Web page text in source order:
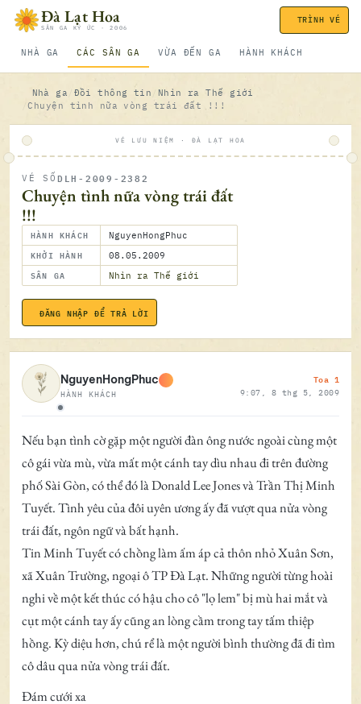
Bỏ qua nội dungĐà Lạt Hoa
SÂN GA KÝ ỨC · 2006
NHÀ GA CÁC SÂN GA VỪA ĐẾN GA HÀNH KHÁCH
TRÌNH VÉ
Nhà ga Đồi thông tin
Nhìn ra Thế giới
Chuyện tình nữa vòng trái đất !!!
VÉ LƯU NIỆM · ĐÀ LẠT HOA
VÉ SỐ DLH-2009-2382
Chuyện tình nữa vòng trái đất
!!!
HÀNH KHÁCH NguyenHongPhuc
KHỞI HÀNH 08.05.2009
SÂN GA Nhìn ra Thế giới
ĐĂNG NHẬP ĐỂ TRẢ LỜI
Ngoại tuyến
NguyenHongPhuc
HÀNH KHÁCH
Toa 1
9:07, 8 thg 5, 2009
Nếu bạn tình cờ gặp một người đàn ông nước ngoài cùng một
cô gái vừa mù, vừa mất một cánh tay dìu nhau đi trên đường
phố Sài Gòn, có thể đó là Donald Lee Jones và Trần Thị Minh
Tuyết. Tình yêu của đôi uyên ương ấy đã vượt qua nửa vòng
trái đất, ngôn ngữ và bất hạnh.
Tin Minh Tuyết có chồng làm ấm áp cả thôn nhỏ Xuân Sơn,
xã Xuân Trường, ngoại ô TP Đà Lạt. Những người từng hoài
nghi về một kết thúc có hậu cho cô "lọ lem" bị mù hai mắt và
cụt một cánh tay ấy cũng an lòng cầm trong tay tấm thiệp
hồng. Kỳ diệu hơn, chú rể là một người bình thường đã đi tìm
cô dâu qua nửa vòng trái đất.
Đám cưới xa